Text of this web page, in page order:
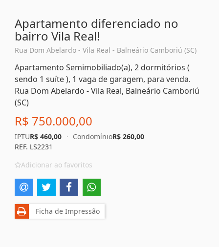
Apartamento diferenciado no
bairro Vila Real!
Rua Dom Abelardo - Vila Real - Balneário Camboriú (SC)
Apartamento Semimobiliado(a), 2 dormitórios (
sendo 1 suíte ), 1 vaga de garagem, para venda.
Rua Dom Abelardo - Vila Real, Balneário Camboriú
(SC)
R$ 750.000,00
IPTUR$ 460,00 · CondomínioR$ 260,00
REF. LS2231
Adicionar ao favoritos
Ficha de Impressão